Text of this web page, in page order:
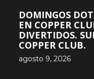
DOMINGOS
EN COPPER
DIVERTIDOS.
COPPER CLUB.
agosto 9, 2026